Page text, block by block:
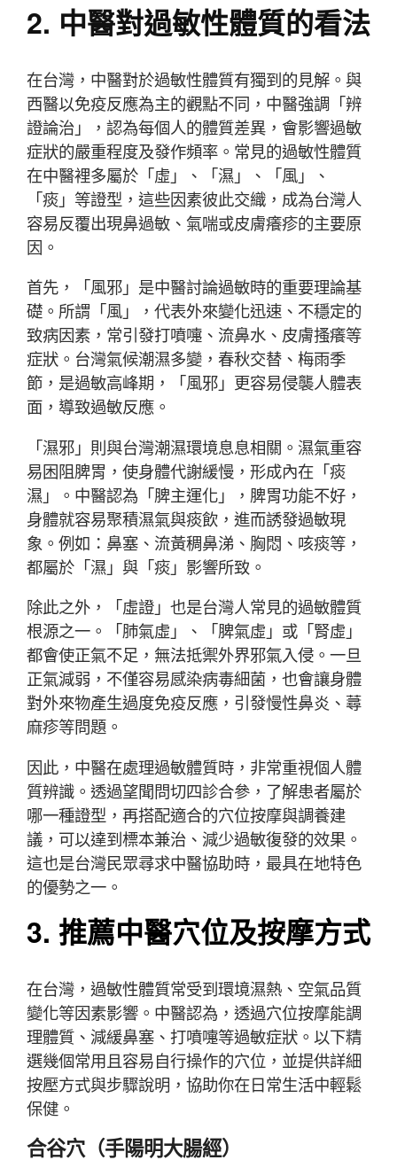
2. 中醫對過敏性體質的看法
在台灣，中醫對於過敏性體質有獨到的見解。與
西醫以免疫反應為主的觀點不同，中醫強調「辨
證論治」，認為每個人的體質差異，會影響過敏
症狀的嚴重程度及發作頻率。常見的過敏性體質
在中醫裡多屬於「虛」、「濕」、「風」、
「痰」等證型，這些因素彼此交織，成為台灣人
容易反覆出現鼻過敏、氣喘或皮膚癢疹的主要原
因。
首先，「風邪」是中醫討論過敏時的重要理論基
礎。所謂「風」，代表外來變化迅速、不穩定的
致病因素，常引發打噴嚏、流鼻水、皮膚搔癢等
症狀。台灣氣候潮濕多變，春秋交替、梅雨季
節，是過敏高峰期，「風邪」更容易侵襲人體表
面，導致過敏反應。
「濕邪」則與台灣潮濕環境息息相關。濕氣重容
易困阻脾胃，使身體代謝緩慢，形成內在「痰
濕」。中醫認為「脾主運化」，脾胃功能不好，
身體就容易聚積濕氣與痰飲，進而誘發過敏現
象。例如：鼻塞、流黃稠鼻涕、胸悶、咳痰等，
都屬於「濕」與「痰」影響所致。
除此之外，「虛證」也是台灣人常見的過敏體質
根源之一。「肺氣虛」、「脾氣虛」或「腎虛」
都會使正氣不足，無法抵禦外界邪氣入侵。一旦
正氣減弱，不僅容易感染病毒細菌，也會讓身體
對外來物產生過度免疫反應，引發慢性鼻炎、蕁
麻疹等問題。
因此，中醫在處理過敏體質時，非常重視個人體
質辨識。透過望聞問切四診合參，了解患者屬於
哪一種證型，再搭配適合的穴位按摩與調養建
議，可以達到標本兼治、減少過敏復發的效果。
這也是台灣民眾尋求中醫協助時，最具在地特色
的優勢之一。
3. 推薦中醫穴位及按摩方式
在台灣，過敏性體質常受到環境濕熱、空氣品質
變化等因素影響。中醫認為，透過穴位按摩能調
理體質、減緩鼻塞、打噴嚏等過敏症狀。以下精
選幾個常用且容易自行操作的穴位，並提供詳細
按壓方式與步驟說明，協助你在日常生活中輕鬆
保健。
合谷穴（手陽明大腸經）